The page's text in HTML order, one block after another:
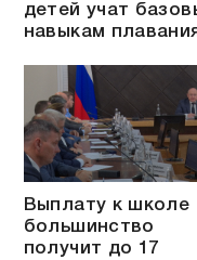
детей учат
навыкам
Выплату к школе
большинство
получит до 17